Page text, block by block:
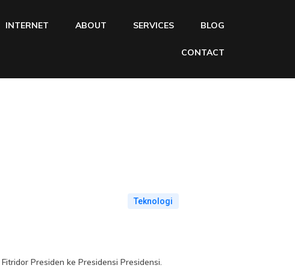
INTERNET ABOUT SERVICES BLOG
CONTACT
Teknologi
Presiden ke Presidensi Presidensi.